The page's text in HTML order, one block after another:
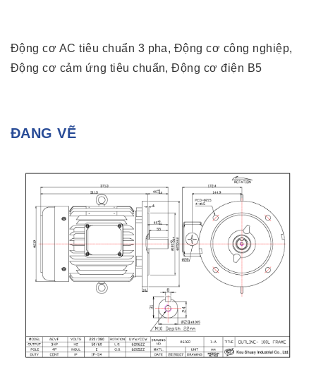
Động cơ AC tiêu chuẩn 3 pha, Động cơ công nghiệp,
Động cơ cảm ứng tiêu chuẩn, Động cơ điện B5
ĐANG VẼ